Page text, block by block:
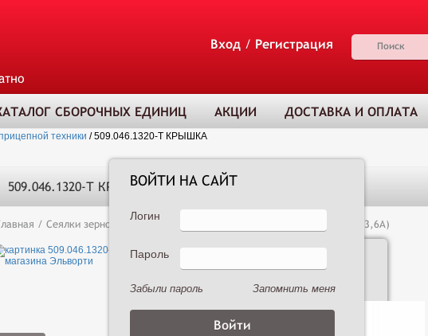
Вход / Регистрация
СБОРОЧНЫХ ЕДИНИЦ АКЦИИ ДОСТАВКА И ОПЛАТА
техники /509.046.1320-Т КРЫШКА
509.046.1320-Т КРЫШКА
/ Сеялки зерновые Сеялка зернотуковая рядовая Астра 3,6А (С3-3,6А)
ВОЙТИ НА САЙТ
Логин
Пароль
Забыли пароль Запомнить меня